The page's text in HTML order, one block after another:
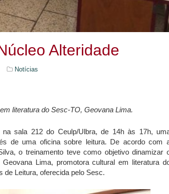
Alteridade
Notícias
literatura do Sesc-TO, Geovana Lima.
sala 212 do Ceulp/Ulbra, de 14h às 17h,
de uma oficina sobre leitura. De acordo com
o treinamento teve como objetivo dinamizar
Lima, promotora cultural em literatura
de Leitura, oferecida pelo Sesc.